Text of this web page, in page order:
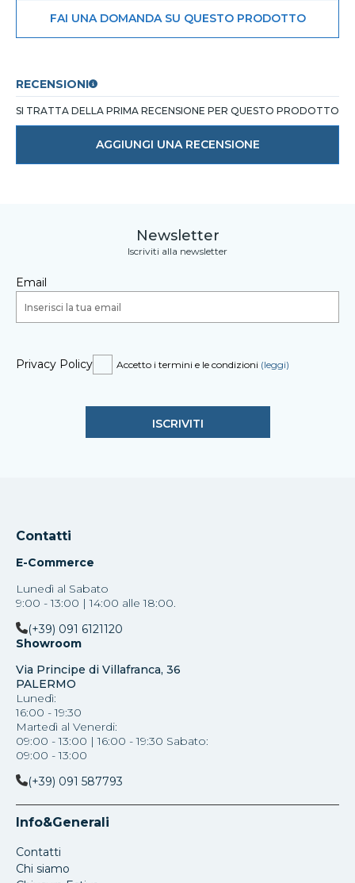
FAI UNA DOMANDA SU QUESTO PRODOTTO
RECENSIONI
SI TRATTA DELLA PRIMA RECENSIONE PER QUESTO PRODOTTO
AGGIUNGI UNA RECENSIONE
Newsletter
Iscriviti alla newsletter
Email
Privacy Policy Accetto i termini e le condizioni (leggi)
Contatti
E-Commerce
Lunedì al Sabato
9:00 - 13:00 | 14:00 alle 18:00.
(+39) 091 6121120
Showroom
Via Principe di Villafranca, 36
PALERMO
Lunedì:
16:00 - 19:30
Martedì al Venerdi:
09:00 - 13:00 | 16:00 - 19:30 Sabato:
09:00 - 13:00
(+39) 091 587793
Info&Generali
Contatti
Chi siamo